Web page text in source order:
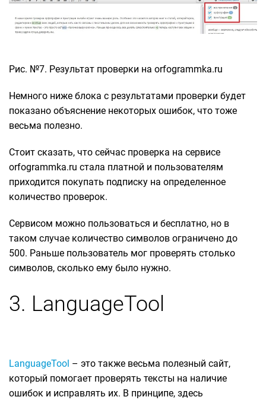
Рис. №7. Результат проверки на orfogrammka.ru
Немного ниже блока с результатами проверки будет
показано объяснение некоторых ошибок, что тоже
весьма полезно.
Стоит сказать, что сейчас проверка на сервисе
orfogrammka.ru стала платной и пользователям
приходится покупать подписку на определенное
количество проверок.
Сервисом можно пользоваться и бесплатно, но в
таком случае количество символов ограничено до
500. Раньше пользователь мог проверять столько
символов, сколько ему было нужно.
3. LanguageTool
LanguageTool – это также весьма полезный сайт,
который помогает проверять тексты на наличие
ошибок и исправлять их. В принципе, здесь